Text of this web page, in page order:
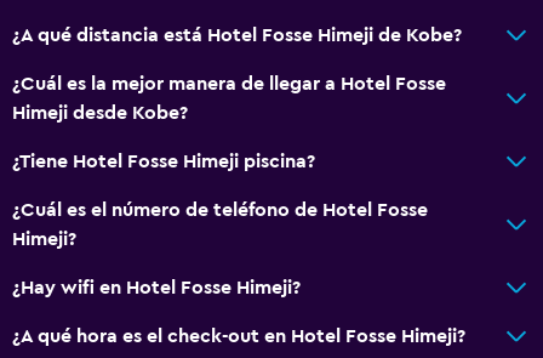
¿A qué distancia está Hotel Fosse Himeji de Kobe?
¿Cuál es la mejor manera de llegar a Hotel Fosse
Himeji desde Kobe?
¿Tiene Hotel Fosse Himeji piscina?
¿Cuál es el número de teléfono de Hotel Fosse
Himeji?
¿Hay wifi en Hotel Fosse Himeji?
¿A qué hora es el check-out en Hotel Fosse Himeji?